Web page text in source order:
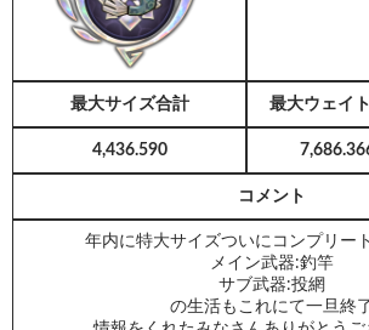
最大サイズ合計 最大ウェイ
4,436.590
コメント
年内に特大サイズついにコンプリー
メイン武器:釣竿
サブ武器:投網
の生活もこれにて一旦終了